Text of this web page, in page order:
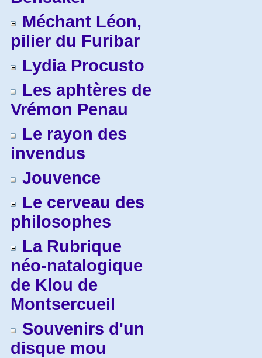
Méchant Léon,
pilier du Furibar
Lydia Procusto
Les aphtères de
Vrémon Penau
Le rayon des
invendus
Jouvence
Le cerveau des
philosophes
La Rubrique
néo-natalogique
de Klou de
Montsercueil
Souvenirs d'un
disque mou